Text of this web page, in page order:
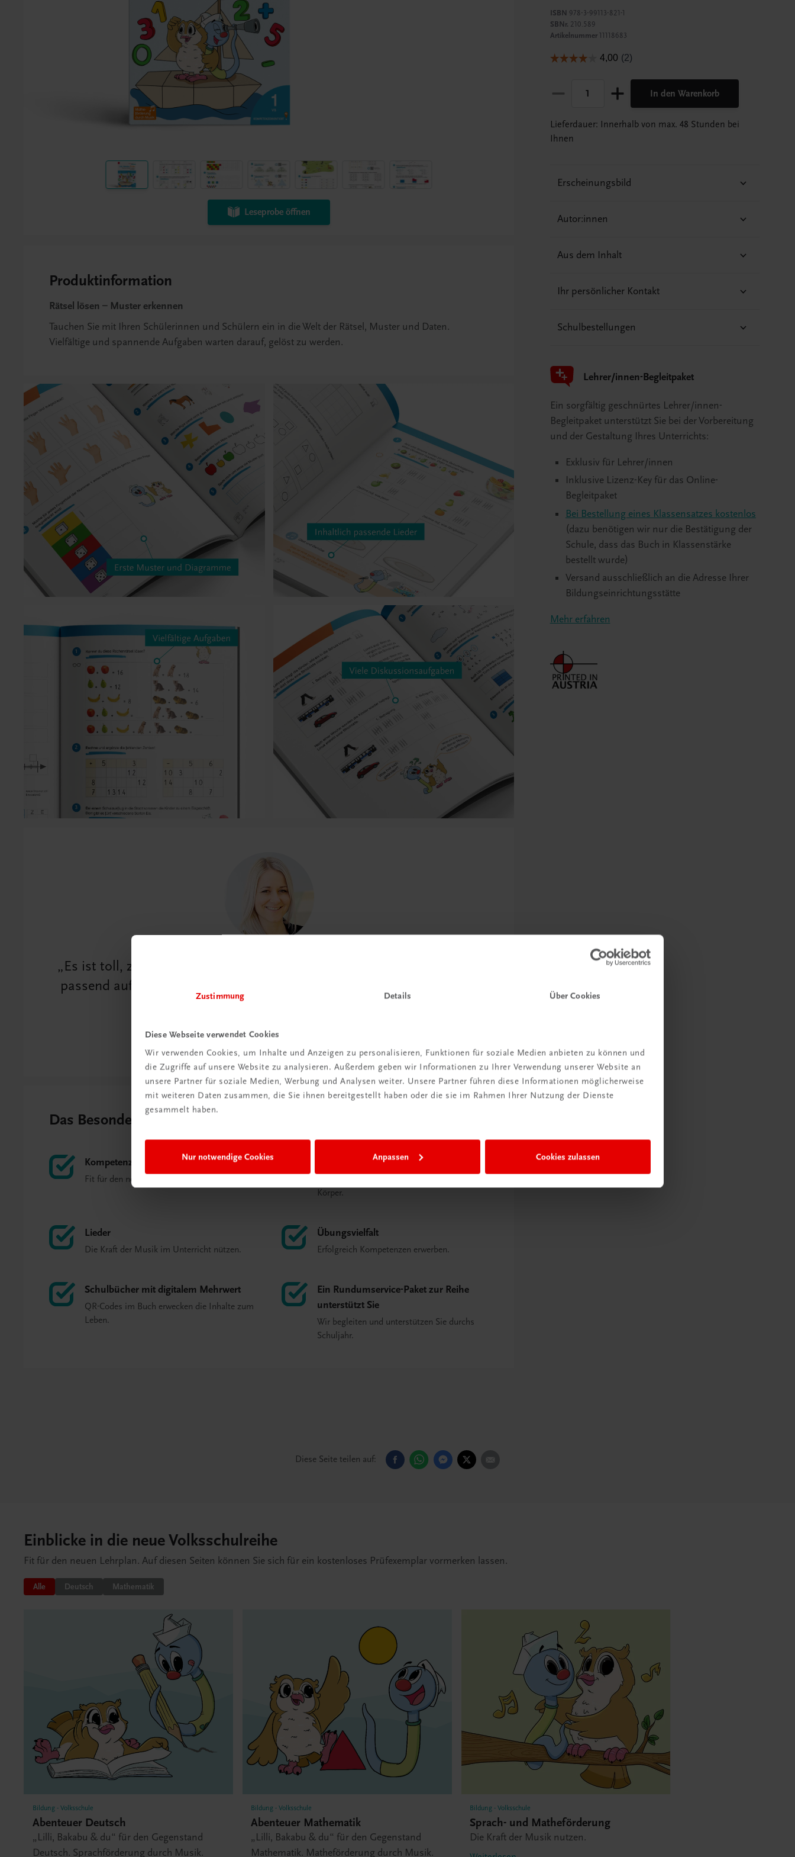
Zustimmung Details Über Cookies
Diese Webseite verwendet Cookies
Wir verwenden Cookies, um Inhalte und Anzeigen zu personalisieren, Funktionen für soziale Medien anbieten zu können und
die Zugriffe auf unsere Website zu analysieren. Außerdem geben wir Informationen zu Ihrer Verwendung unserer Website an
unsere Partner für soziale Medien, Werbung und Analysen weiter. Unsere Partner führen diese Informationen möglicherweise
mit weiteren Daten zusammen, die Sie ihnen bereitgestellt haben oder die sie im Rahmen Ihrer Nutzung der Dienste
gesammelt haben.
Nur notwendige Cookies Anpassen Cookies zulassen
Leseprobe öffnen
ISBN 978-3-99113-821-1
SBNr. 210.589
Artikelnummer11118683
In den Warenkorb
Lieferdauer: Innerhalb von max. 48 Stunden bei
Ihnen
Erscheinungsbild
Autor:innen
Aus dem Inhalt
Ihr persönlicher Kontakt
Schulbestellungen
Lehrer/innen-Begleitpaket
Ein sorgfältig geschnürtes Lehrer/innen-
Begleitpaket unterstützt Sie bei der Vorbereitung
und der Gestaltung Ihres Unterrichts:
Exklusiv für Lehrer/innen
Inklusive Lizenz-Key für das Online-
Begleitpaket
Bei Bestellung eines Klassensatzes kostenlos
(dazu benötigen wir nur die Bestätigung der
Schule, dass das Buch in Klassenstärke
bestellt wurde)
Versand ausschließlich an die Adresse Ihrer
Bildungseinrichtungsstätte
Mehr erfahren
Produktinformation
Rätsel lösen – Muster erkennen
Tauchen Sie mit Ihren Schülerinnen und Schülern ein in die Welt der Rätsel, Muster und Daten.
Vielfältige und spannende Aufgaben warten darauf, gelöst zu werden.
Es ist toll, zu sehen, mit welchem Eifer Kinder lernen, wenn die Inhalte
passend aufbereitet sind! Passendes Unterrichtsmaterial zu bieten, ist
unser primäres Anliegen.
Das Besondere auf einen Blick
Kompetenzorientiert
Fit für den neuen Lehrplan.
Mit Körpereinsatz zu Lernerfolg
Körper.
Lieder
Die Kraft der Musik im Unterricht nützen.
Übungsvielfalt
Erfolgreich Kompetenzen erwerben.
Schulbücher mit digitalem Mehrwert
QR-Codes im Buch erwecken die Inhalte zum
Leben.
Ein Rundumservice-Paket zur Reihe
unterstützt Sie
Wir begleiten und unterstützen Sie durchs
Schuljahr.
Diese Seite teilen auf:
Einblicke in die neue Volksschulreihe
Fit für den neuen Lehrplan. Auf diesen Seiten können Sie sich für ein kostenloses Prüfexemplar vormerken lassen.
Alle Deutsch Mathematik
Bildung - Volksschule
Abenteuer Deutsch
„Lilli, Bakabu & du“ für den Gegenstand
Deutsch. Sprachförderung durch Musik.
Bildung - Volksschule
Abenteuer Mathematik
„Lilli, Bakabu & du“ für den Gegenstand
Mathematik. Matheförderung durch Musik.
Bildung - Volksschule
Sprach- und Matheförderung
Die Kraft der Musik nutzen.